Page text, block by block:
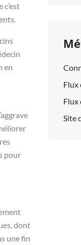
c’est
en
pour
dont
une fin
Flux
Flux
Site